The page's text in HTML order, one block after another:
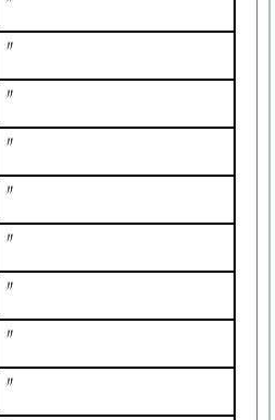
〃
〃
〃
〃
〃
〃
〃
〃